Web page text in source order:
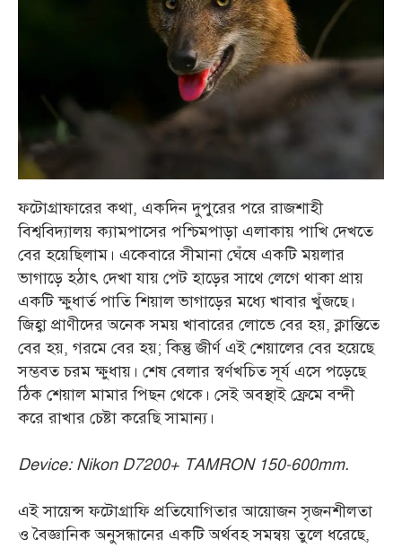
ফটোগ্রাফারের কথা, একদিন দুপুরের পরে রাজশাহী
বিশ্ববিদ্যালয় ক্যামপাসের পশ্চিমপাড়া এলাকায় পাখি দেখতে
বের হয়েছিলাম। একেবারে সীমানা ঘেঁষে একটি ময়লার
ভাগাড়ে হঠাৎ দেখা যায় পেট হাড়ের সাথে লেগে থাকা প্রায়
একটি ক্ষুধার্ত পাতি শিয়াল ভাগাড়ের মধ্যে খাবার খুঁজছে।
জিহ্বা প্রাণীদের অনেক সময় খাবারের লোভে বের হয়, ক্লান্তিতে
বের হয়, গরমে বের হয়; কিন্তু জীর্ণ এই শেয়ালের বের হয়েছে
সম্ভবত চরম ক্ষুধায়। শেষ বেলার স্বর্ণখচিত সূর্য এসে পড়েছে
ঠিক শেয়াল মামার পিছন থেকে। সেই অবস্থাই ফ্রেমে বন্দী
করে রাখার চেষ্টা করেছি সামান্য।
Device: Nikon D7200+ TAMRON 150-600mm.
এই সায়েন্স ফটোগ্রাফি প্রতিযোগিতার আয়োজন সৃজনশীলতা
ও বৈজ্ঞানিক অনুসন্ধানের একটি অর্থবহ সমন্বয় তুলে ধরেছে,